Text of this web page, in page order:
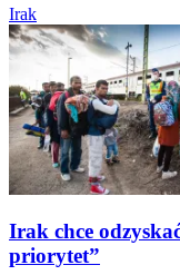
Irak
Irak chce
priorytet”